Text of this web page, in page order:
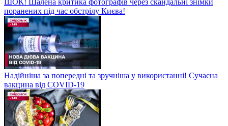
поранених під час обстрілу Києва!
Надійніша за попередні та зручніша у використанні! Сучасна
вакцина від COVID-19